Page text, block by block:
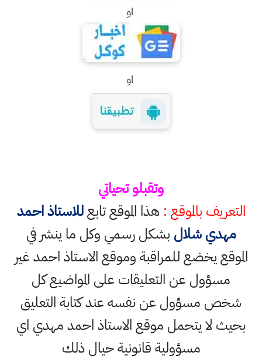
او
او
وتقبلو تحياتي
التعريف بالموقع : هذا الموقع تابعللاستاذ احمد
مهدي شلال بشكل رسمي وكل ما ينشر في
الموقع يخضع للمراقبة وموقع الاستاذ احمد غير
مسؤول عن التعليقات على المواضيع كل
شخص مسؤول عن نفسه عند كتابة التعليق
بحيث لا يتحمل موقع الاستاذ احمد مهدي اي
مسؤولية قانونية حيال ذلك